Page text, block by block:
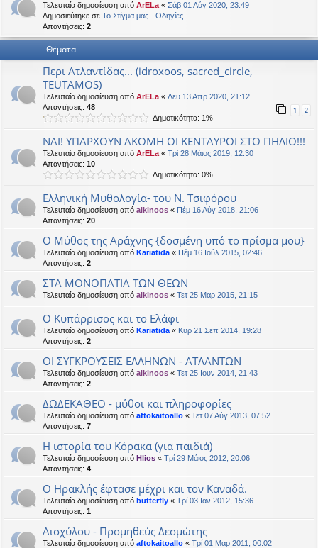
εις
Τελευταία δημοσίευση από ArELa « Σάβ 01 Αύγ 2020, 23:49
Δημοσιεύτηκε σε Το Στίγμα μας - Οδηγίες
Απαντήσεις: 2
Θέματα
Περι Ατλαντίδας... (idroxoos, sacred_circle,
TEUTAMOS)
Τελευταία δημοσίευση από ArELa « Δευ 13 Απρ 2020, 21:12
Απαντήσεις: 48 1 2
Δημοτικότητα: 1%
ΝΑΙ! ΥΠΑΡΧΟΥΝ ΑΚΟΜΗ ΟΙ ΚΕΝΤΑΥΡΟΙ ΣΤΟ ΠΗΛΙΟ!!!
Τελευταία δημοσίευση από ArELa « Τρί 28 Μάιος 2019, 12:30
Απαντήσεις: 10
Δημοτικότητα: 0%
Ελληνική Μυθολογία- του Ν. Τσιφόρου
Τελευταία δημοσίευση από alkinoos « Πέμ 16 Αύγ 2018, 21:06
Απαντήσεις: 20
Ο Μύθος της Αράχνης {δοσμένη υπό το πρίσμα μου}
Τελευταία δημοσίευση από Kariatida « Πέμ 16 Ιούλ 2015, 02:46
Απαντήσεις: 2
ΣΤΑ ΜΟΝΟΠΑΤΙΑ ΤΩΝ ΘΕΩΝ
Τελευταία δημοσίευση από alkinoos « Τετ 25 Μαρ 2015, 21:15
Ο Κυπάρρισος και το Ελάφι
Τελευταία δημοσίευση από Kariatida « Κυρ 21 Σεπ 2014, 19:28
Απαντήσεις: 2
ΟΙ ΣΥΓΚΡΟΥΣΕΙΣ ΕΛΛΗΝΩΝ - ΑΤΛΑΝΤΩΝ
Τελευταία δημοσίευση από alkinoos « Τετ 25 Ιουν 2014, 21:43
Απαντήσεις: 2
ΔΩΔΕΚΑΘΕΟ - μύθοι και πληροφορίες
Τελευταία δημοσίευση από aftokaitoallo « Τετ 07 Αύγ 2013, 07:52
Απαντήσεις: 7
Η ιστορία του Κόρακα (για παιδιά)
Τελευταία δημοσίευση από Hlios « Τρί 29 Μάιος 2012, 20:06
Απαντήσεις: 4
Ο Ηρακλής έφτασε μέχρι και τον Καναδά.
Τελευταία δημοσίευση από butterfly « Τρί 03 Ιαν 2012, 15:36
Απαντήσεις: 1
Αισχύλου - Προμηθεύς Δεσμώτης
Τελευταία δημοσίευση από aftokaitoallo « Τρί 01 Μαρ 2011, 00:02